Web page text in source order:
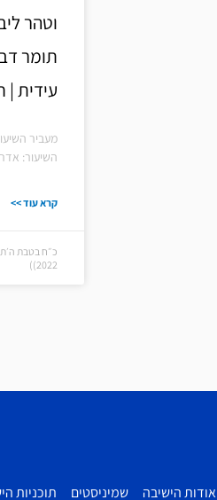
וטהר
תומר
עידית |
מעביר
השיעור:
קרא עוד >>
2022))
אודות הישיבה שמיניסטים תוכניות